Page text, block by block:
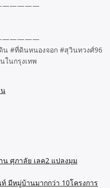
#ที่ดินหนองจอก #สุวินทวงศ์96
นกรุงเทพ
ศุภาลัย เลค2 แปลงมุม
มีหมู่บ้านมากกว่า 10โครงการ